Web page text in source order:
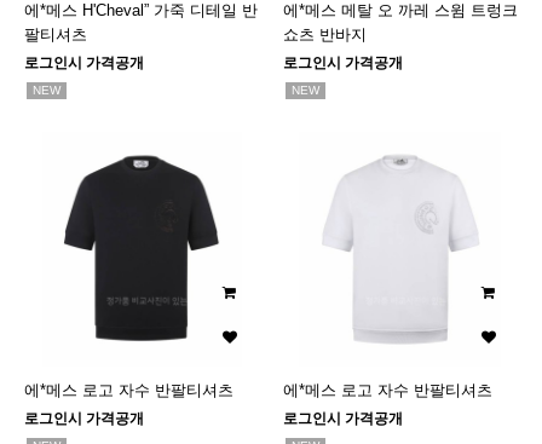
에*메스 H'Cheval” 가죽 디테일 반
팔티셔츠
로그인시 가격공개
NEW
에*메스 메탈 오 까레 스윔 트렁크
쇼츠 반바지
로그인시 가격공개
NEW
에*메스 로고 자수 반팔티셔츠
로그인시 가격공개
에*메스 로고 자수 반팔티셔츠
로그인시 가격공개